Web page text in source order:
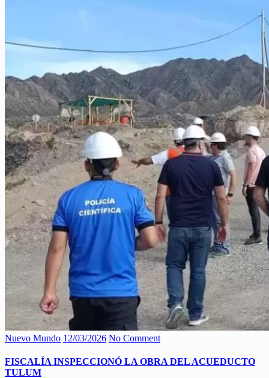
Nuevo Mundo 12/03/2026 No Comment
FISCALÍA INSPECCIONÓ LA OBRA DEL ACUEDUCTO
TULUM